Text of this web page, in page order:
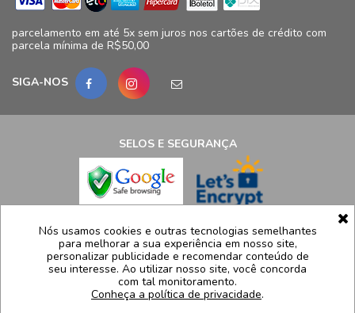
parcelamento em até 5x sem juros nos cartões de crédito com
parcela mínima de R$50,00
SIGA-NOS
SELOS E SEGURANÇA
LCB Confecções Eireli | CNPJ: 19.316.833/0009-41
Avenida Ayrton Senna, 5.500, Bloco 11, loja 124/125 - Barra da
Tijuca - Rio de Janeiro - RJ – CEP 22775005
Atendimento: (21) 99991-8835 | sac@luidgispecciale.com.br
Segunda a sexta de 09h as 17:30h
Nós usamos cookies e outras tecnologias semelhantes
para melhorar a sua experiência em nosso site,
personalizar publicidade e recomendar conteúdo de
seu interesse. Ao utilizar nosso site, você concorda
com tal monitoramento.
Conheça a política de privacidade.